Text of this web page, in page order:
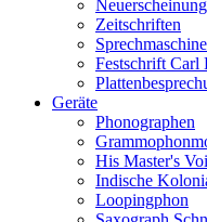
Zeitschriften
Festschrift Carl
Geräte
Phonographen
His Master's
Indische
Loopingphon